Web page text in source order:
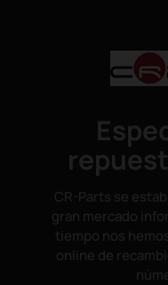
CR-Parts se
gran mercado
tiempo nos
online de